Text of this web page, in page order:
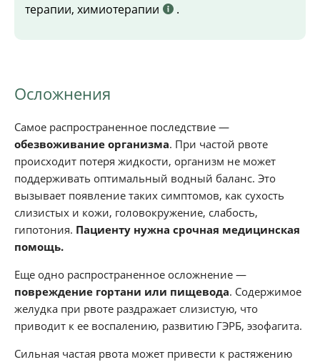
терапии, химиотерапии
.
Осложнения
Самое распространенное последствие —
обезвоживание организма. При частой рвоте
происходит потеря жидкости, организм не может
поддерживать оптимальный водный баланс. Это
вызывает появление таких симптомов, как сухость
слизистых и кожи, головокружение, слабость,
гипотония. Пациенту нужна срочная медицинская
помощь.
Еще одно распространенное осложнение —
повреждение гортани или пищевода. Содержимое
желудка при рвоте раздражает слизистую, что
приводит к ее воспалению, развитию ГЭРБ, эзофагита.
Сильная частая рвота может привести к растяжению